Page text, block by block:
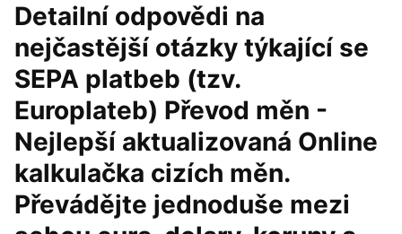
Detailní odpovědi na
nejčastější otázky týkající se
SEPA platbeb (tzv.
Europlateb) Převod měn -
Nejlepší aktualizovaná Online
kalkulačka cizích měn.
Převádějte jednoduše mezi